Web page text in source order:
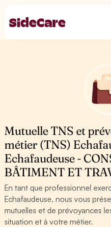
Mutuelle TNS et
métier (TNS)
Echafaudeuse -
BÂTIMENT ET
En tant que professionnel
Echafaudeuse, nous vous
mutuelles et de prévoyances
situation et à votre métier.